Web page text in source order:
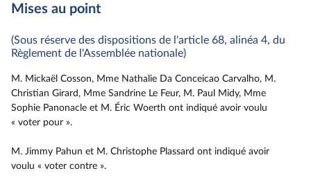
Mises au point
(Sous réserve des dispositions de l'article 68, alinéa 4, du
Règlement de l'Assemblée nationale)
M. Mickaël Cosson, Mme Nathalie Da Conceicao Carvalho, M.
Christian Girard, Mme Sandrine Le Feur, M. Paul Midy, Mme
Sophie Panonacle et M. Éric Woerth ont indiqué avoir voulu
« voter pour ».
M. Jimmy Pahun et M. Christophe Plassard ont indiqué avoir
voulu « voter contre ».